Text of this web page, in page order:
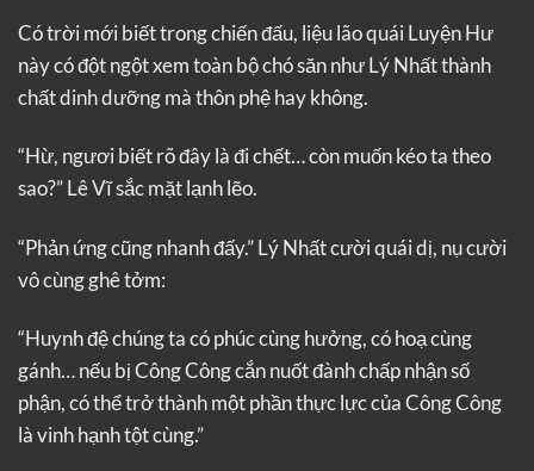
Có trời mới biết trong chiến đấu, liệu lão quái Luyện Hư
này có đột ngột xem toàn bộ chó săn như Lý Nhất thành
chất dinh dưỡng mà thôn phệ hay không.
“Hừ, ngươi biết rõ đây là đi chết… còn muốn kéo ta theo
sao?” Lê Vĩ sắc mặt lạnh lẽo.
“Phản ứng cũng nhanh đấy.” Lý Nhất cười quái dị, nụ cười
vô cùng ghê tởm:
“Huynh đệ chúng ta có phúc cùng hưởng, có hoạ cùng
gánh… nếu bị Công Công cắn nuốt đành chấp nhận số
phận, có thể trở thành một phần thực lực của Công Công
là vinh hạnh tột cùng.”